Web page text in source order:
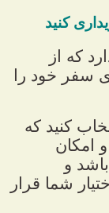
کنید
که از
سفر خود را
کنید که
امکان
و
شما قرار